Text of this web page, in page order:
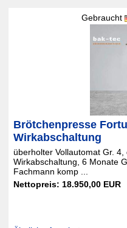
Gebraucht
Brötchenpresse
Wirkabschaltung
überholter Vollautomat Gr.
Wirkabschaltung, 6 Monate
Fachmann komp ...
Nettopreis: 18.950,00 EUR